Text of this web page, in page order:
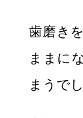
歯磨き
ままに
まうで